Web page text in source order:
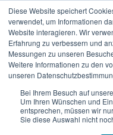
Diese Website speichert
verwendet, um Informationen
Website interagieren. Wir
Erfahrung zu verbessern und
Messungen zu unseren
Weitere Informationen zu den
unseren
Bei Ihrem Besuch auf
Um Ihren Wünschen und
entsprechen, müssen wir
Sie diese Auswahl nicht
Digitalisierung